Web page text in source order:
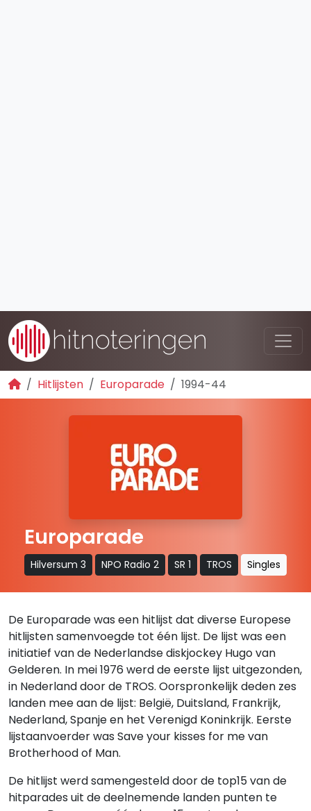
Hitlijsten Europarade 1994-44
Europarade
Hilversum 3 NPO Radio 2 SR 1 TROS Singles
De Europarade was een hitlijst dat diverse Europese
hitlijsten samenvoegde tot één lijst. De lijst was een
initiatief van de Nederlandse diskjockey Hugo van
Gelderen. In mei 1976 werd de eerste lijst uitgezonden,
in Nederland door de TROS. Oorspronkelijk deden zes
landen mee aan de lijst: België, Duitsland, Frankrijk,
Nederland, Spanje en het Verenigd Koninkrijk. Eerste
lijstaanvoerder was Save your kisses for me van
Brotherhood of Man.
De hitlijst werd samengesteld door de top15 van de
hitparades uit de deelnemende landen punten te